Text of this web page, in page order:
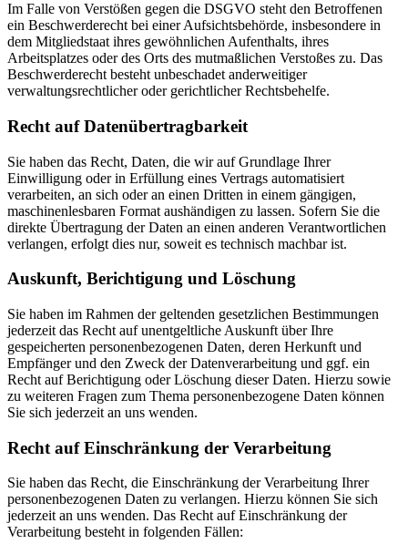
Im Falle von Verstößen gegen die DSGVO steht den Betroffenen
ein Beschwerderecht bei einer Aufsichtsbehörde, insbesondere in
dem Mitgliedstaat ihres gewöhnlichen Aufenthalts, ihres
Arbeitsplatzes oder des Orts des mutmaßlichen Verstoßes zu. Das
Beschwerderecht besteht unbeschadet anderweitiger
verwaltungsrechtlicher oder gerichtlicher Rechtsbehelfe.
Recht auf Daten­übertrag­barkeit
Sie haben das Recht, Daten, die wir auf Grundlage Ihrer
Einwilligung oder in Erfüllung eines Vertrags automatisiert
verarbeiten, an sich oder an einen Dritten in einem gängigen,
maschinenlesbaren Format aushändigen zu lassen. Sofern Sie die
direkte Übertragung der Daten an einen anderen Verantwortlichen
verlangen, erfolgt dies nur, soweit es technisch machbar ist.
Auskunft, Berichtigung und Löschung
Sie haben im Rahmen der geltenden gesetzlichen Bestimmungen
jederzeit das Recht auf unentgeltliche Auskunft über Ihre
gespeicherten personenbezogenen Daten, deren Herkunft und
Empfänger und den Zweck der Datenverarbeitung und ggf. ein
Recht auf Berichtigung oder Löschung dieser Daten. Hierzu sowie
zu weiteren Fragen zum Thema personenbezogene Daten können
Sie sich jederzeit an uns wenden.
Recht auf Einschränkung der Verarbeitung
Sie haben das Recht, die Einschränkung der Verarbeitung Ihrer
personenbezogenen Daten zu verlangen. Hierzu können Sie sich
jederzeit an uns wenden. Das Recht auf Einschränkung der
Verarbeitung besteht in folgenden Fällen: